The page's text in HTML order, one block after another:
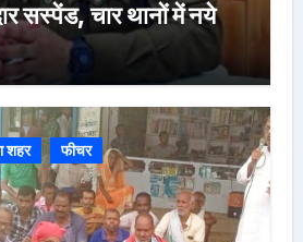
सस्पेंड, चार थानों में नये
शहर फीचर